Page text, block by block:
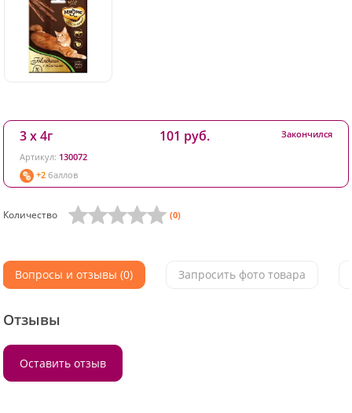
3 х 4г
Артикул: 130072
+2 баллов
101 руб. Закончился
Количество (0)
Вопросы и отзывы (0) Запросить фото товара
Отзывы
Оставить отзыв